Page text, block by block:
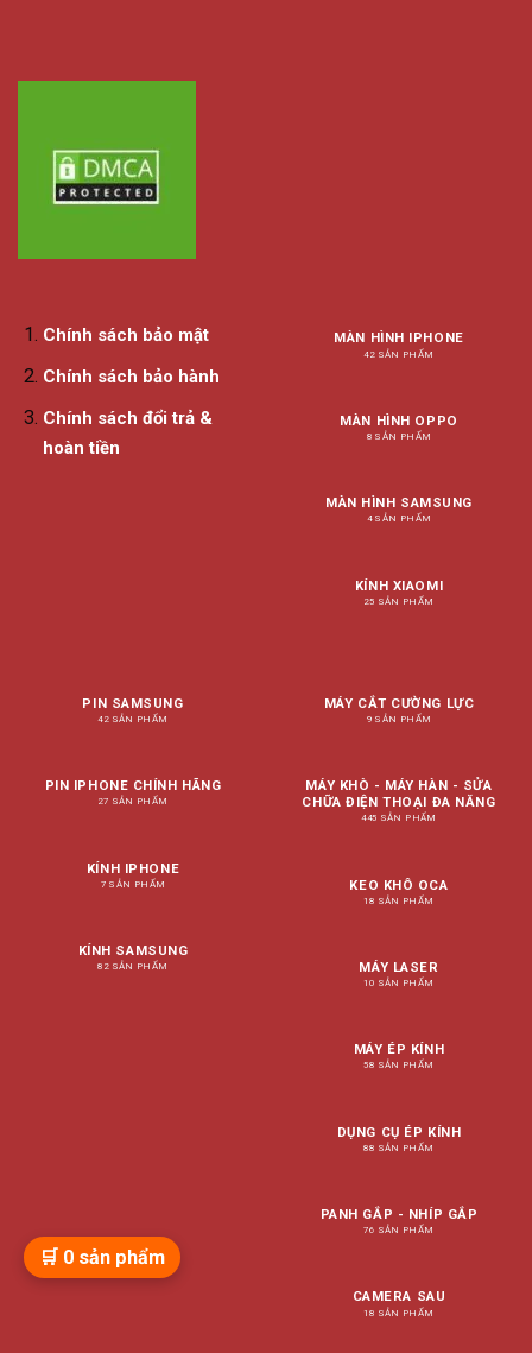
Chính sách bảo mật
Chính sách bảo hành
Chính sách đổi trả &
hoàn tiền
MÀN HÌNH IPHONE
42 SẢN PHẨM
MÀN HÌNH OPPO
8 SẢN PHẨM
MÀN HÌNH SAMSUNG
4 SẢN PHẨM
KÍNH XIAOMI
25 SẢN PHẨM
PIN SAMSUNG
42 SẢN PHẨM
PIN IPHONE CHÍNH HÃNG
27 SẢN PHẨM
KÍNH IPHONE
7 SẢN PHẨM
KÍNH SAMSUNG
82 SẢN PHẨM
MÁY CẮT CƯỜNG LỰC
9 SẢN PHẨM
MÁY KHÒ - MÁY HÀN - SỬA
CHỮA ĐIỆN THOẠI ĐA NĂNG
445 SẢN PHẨM
KEO KHÔ OCA
18 SẢN PHẨM
MÁY LASER
10 SẢN PHẨM
MÁY ÉP KÍNH
58 SẢN PHẨM
DỤNG CỤ ÉP KÍNH
88 SẢN PHẨM
PANH GẮP - NHÍP GẮP
76 SẢN PHẨM
CAMERA SAU
18 SẢN PHẨM
🛒 0 sản phẩm